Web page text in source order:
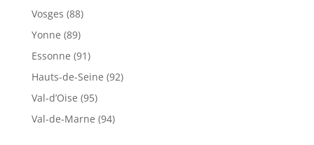
Vosges (88)
Yonne (89)
Essonne (91)
Hauts-de-Seine (92)
Val-d’Oise (95)
Val-de-Marne (94)